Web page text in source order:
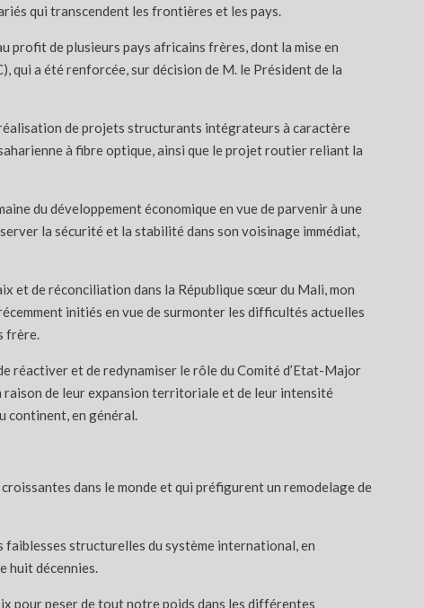
qui transcendent les frontières et les pays.
profit de plusieurs pays africains frères, dont la mise en
a été renforcée, sur décision de M. le Président de la
de projets structurants intégrateurs à caractère
à fibre optique, ainsi que le projet routier reliant la
du développement économique en vue de parvenir à une
la sécurité et la stabilité dans son voisinage immédiat,
et de réconciliation dans la République sœur du Mali, mon
initiés en vue de surmonter les difficultés actuelles
frère.
réactiver et de redynamiser le rôle du Comité d’Etat-Major
de leur expansion territoriale et de leur intensité
continent, en général.
dans le monde et qui préfigurent un remodelage de
structurelles du système international, en
huit décennies.
pour peser de tout notre poids dans les différentes